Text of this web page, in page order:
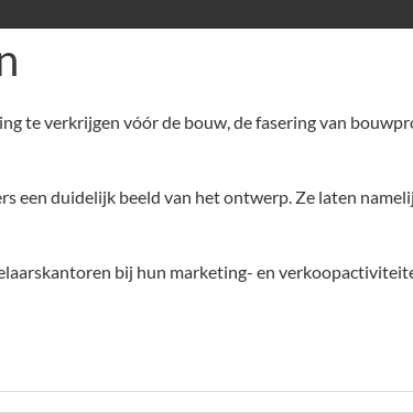
te verkrijgen vóór de bouw, de fasering van
duidelijk beeld van het ontwerp. Ze laten
bij hun marketing- en